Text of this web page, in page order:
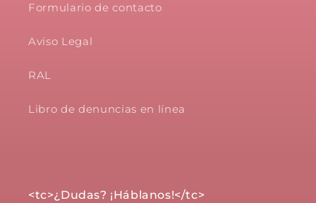
Formulario de contacto
Aviso Legal
RAL
Libro de denuncias en línea
<tc>¿Dudas? ¡Háblanos!</tc>